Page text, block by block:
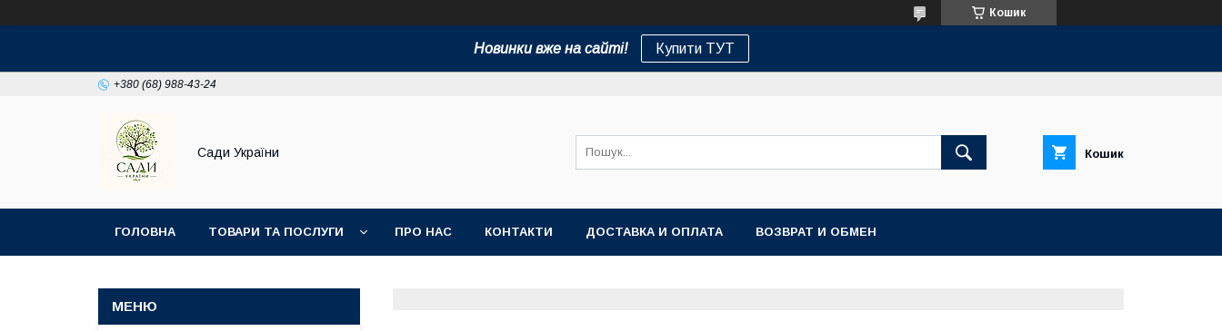
Кошик
Новинки вже на сайті! Купити ТУТ
+380 (68) 988-43-24
Сади України Кошик
ГОЛОВНА ТОВАРИ ТА ПОСЛУГИ ПРО НАС КОНТАКТИ ДОСТАВКА И ОПЛАТА ВОЗВРАТ И ОБМЕН